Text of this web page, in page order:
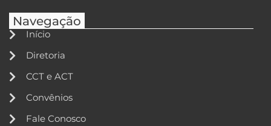
Navegação
Início
Diretoria
CCT e ACT
Convênios
Fale Conosco